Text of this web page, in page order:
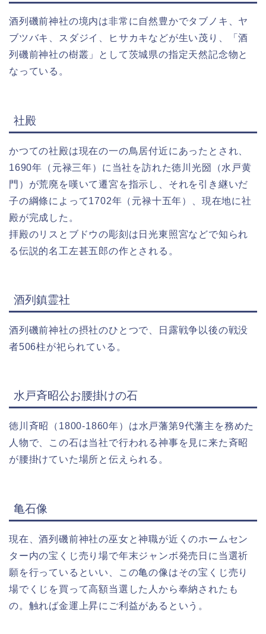
酒列磯前神社の境内は非常に自然豊かでタブノキ、ヤ
ブツバキ、スダジイ、ヒサカキなどが生い茂り、「酒
列磯前神社の樹叢」として茨城県の指定天然記念物と
なっている。
社殿
かつての社殿は現在の一の鳥居付近にあったとされ、
1690年（元禄三年）に当社を訪れた徳川光圀（水戸黄
門）が荒廃を嘆いて遷宮を指示し、それを引き継いだ
子の綱條によって1702年（元禄十五年）、現在地に社
殿が完成した。
拝殿のリスとブドウの彫刻は日光東照宮などで知られ
る伝説的名工左甚五郎の作とされる。
酒列鎮霊社
酒列磯前神社の摂社のひとつで、日露戦争以後の戦没
者506柱が祀られている。
水戸斉昭公お腰掛けの石
徳川斉昭（1800-1860年）は水戸藩第9代藩主を務めた
人物で、この石は当社で行われる神事を見に来た斉昭
が腰掛けていた場所と伝えられる。
亀石像
現在、酒列磯前神社の巫女と神職が近くのホームセン
ター内の宝くじ売り場で年末ジャンボ発売日に当選祈
願を行っているといい、この亀の像はその宝くじ売り
場でくじを買って高額当選した人から奉納されたも
の。触れば金運上昇にご利益があるという。